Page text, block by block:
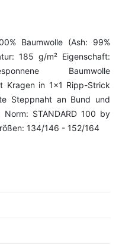
Baumwolle (Ash: 99%
185 g/m² Eigenschaft:
Baumwolle
Kragen in 1x1 Ripp-Strick
Steppnaht an Bund und
Norm: STANDARD 100 by
134/146 - 152/164